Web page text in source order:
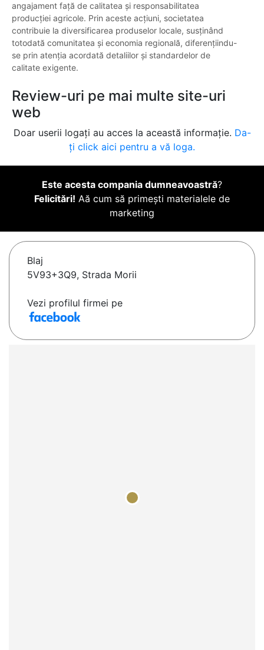
angajament față de calitatea și responsabilitatea
producției agricole. Prin aceste acțiuni, societatea
contribuie la diversificarea produselor locale, susținând
totodată comunitatea și economia regională, diferențiindu-
se prin atenția acordată detaliilor și standardelor de
calitate exigente.
Review-uri pe mai multe site-uri
web
Doar userii logați au acces la această informație. Da-
ți click aici pentru a vă loga.
Este acesta compania dumneavoastră?
Felicitări! Aă cum să primești materialele de
marketing
Blaj
5V93+3Q9, Strada Morii
Vezi profilul firmei pe